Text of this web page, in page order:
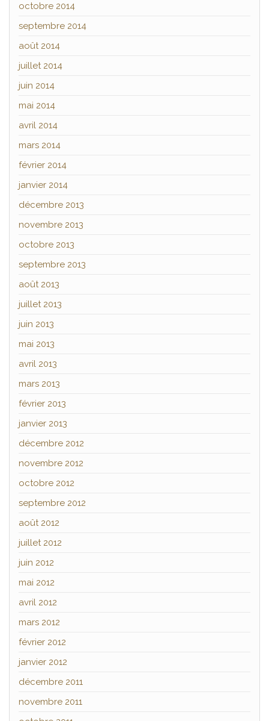
octobre 2014
septembre 2014
août 2014
juillet 2014
juin 2014
mai 2014
avril 2014
mars 2014
février 2014
janvier 2014
décembre 2013
novembre 2013
octobre 2013
septembre 2013
août 2013
juillet 2013
juin 2013
mai 2013
avril 2013
mars 2013
février 2013
janvier 2013
décembre 2012
novembre 2012
octobre 2012
septembre 2012
août 2012
juillet 2012
juin 2012
mai 2012
avril 2012
mars 2012
février 2012
janvier 2012
décembre 2011
novembre 2011